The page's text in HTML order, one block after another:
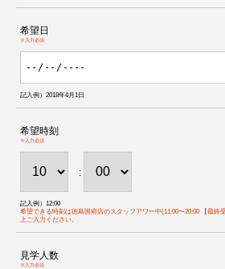
希望日
※入力必須
記入例）2018年4月1日
希望時刻
※入力必須
:
記入例）12:00
希望できる時刻は徳島国府店のスタッフアワー中(11:00〜20:00 【最終
上ご入力ください。
見学人数
※入力必須